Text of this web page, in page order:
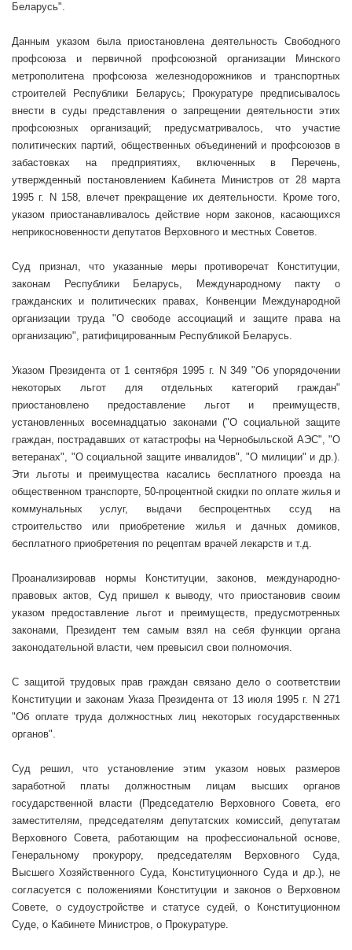
Беларусь".
Данным указом была приостановлена деятельность Свободного
профсоюза и первичной профсоюзной организации Минского
метрополитена профсоюза железнодорожников и транспортных
строителей Республики Беларусь; Прокуратуре предписывалось
внести в суды представления о запрещении деятельности этих
профсоюзных организаций; предусматривалось, что участие
политических партий, общественных объединений и профсоюзов в
забастовках на предприятиях, включенных в Перечень,
утвержденный постановлением Кабинета Министров от 28 марта
1995 г. N 158, влечет прекращение их деятельности. Кроме того,
указом приостанавливалось действие норм законов, касающихся
неприкосновенности депутатов Верховного и местных Советов.
Суд признал, что указанные меры противоречат Конституции,
законам Республики Беларусь, Международному пакту о
гражданских и политических правах, Конвенции Международной
организации труда "О свободе ассоциаций и защите права на
организацию", ратифицированным Республикой Беларусь.
Указом Президента от 1 сентября 1995 г. N 349 "Об упорядочении
некоторых льгот для отдельных категорий граждан"
приостановлено предоставление льгот и преимуществ,
установленных восемнадцатью законами ("О социальной защите
граждан, пострадавших от катастрофы на Чернобыльской АЭС", "О
ветеранах", "О социальной защите инвалидов", "О милиции" и др.).
Эти льготы и преимущества касались бесплатного проезда на
общественном транспорте, 50-процентной скидки по оплате жилья и
коммунальных услуг, выдачи беспроцентных ссуд на
строительство или приобретение жилья и дачных домиков,
бесплатного приобретения по рецептам врачей лекарств и т.д.
Проанализировав нормы Конституции, законов, международно-
правовых актов, Суд пришел к выводу, что приостановив своим
указом предоставление льгот и преимуществ, предусмотренных
законами, Президент тем самым взял на себя функции органа
законодательной власти, чем превысил свои полномочия.
С защитой трудовых прав граждан связано дело о соответствии
Конституции и законам Указа Президента от 13 июля 1995 г. N 271
"Об оплате труда должностных лиц некоторых государственных
органов".
Суд решил, что установление этим указом новых размеров
заработной платы должностным лицам высших органов
государственной власти (Председателю Верховного Совета, его
заместителям, председателям депутатских комиссий, депутатам
Верховного Совета, работающим на профессиональной основе,
Генеральному прокурору, председателям Верховного Суда,
Высшего Хозяйственного Суда, Конституционного Суда и др.), не
согласуется с положениями Конституции и законов о Верховном
Совете, о судоустройстве и статусе судей, о Конституционном
Суде, о Кабинете Министров, о Прокуратуре.